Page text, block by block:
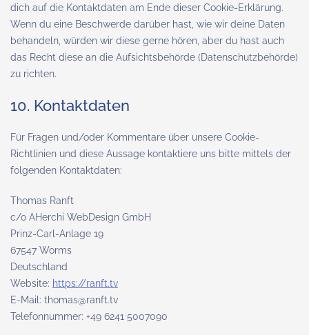
dich auf die Kontaktdaten am Ende dieser Cookie-Erklärung.
Wenn du eine Beschwerde darüber hast, wie wir deine Daten
behandeln, würden wir diese gerne hören, aber du hast auch
das Recht diese an die Aufsichtsbehörde (Datenschutzbehörde)
zu richten.
10. Kontaktdaten
Für Fragen und/oder Kommentare über unsere Cookie-
Richtlinien und diese Aussage kontaktiere uns bitte mittels der
folgenden Kontaktdaten:
Thomas Ranft
c/o AHerchi WebDesign GmbH
Prinz-Carl-Anlage 19
67547 Worms
Deutschland
Website: https://ranft.tv
E-Mail: thomas@ranft.tv
Telefonnummer: +49 6241 5007090